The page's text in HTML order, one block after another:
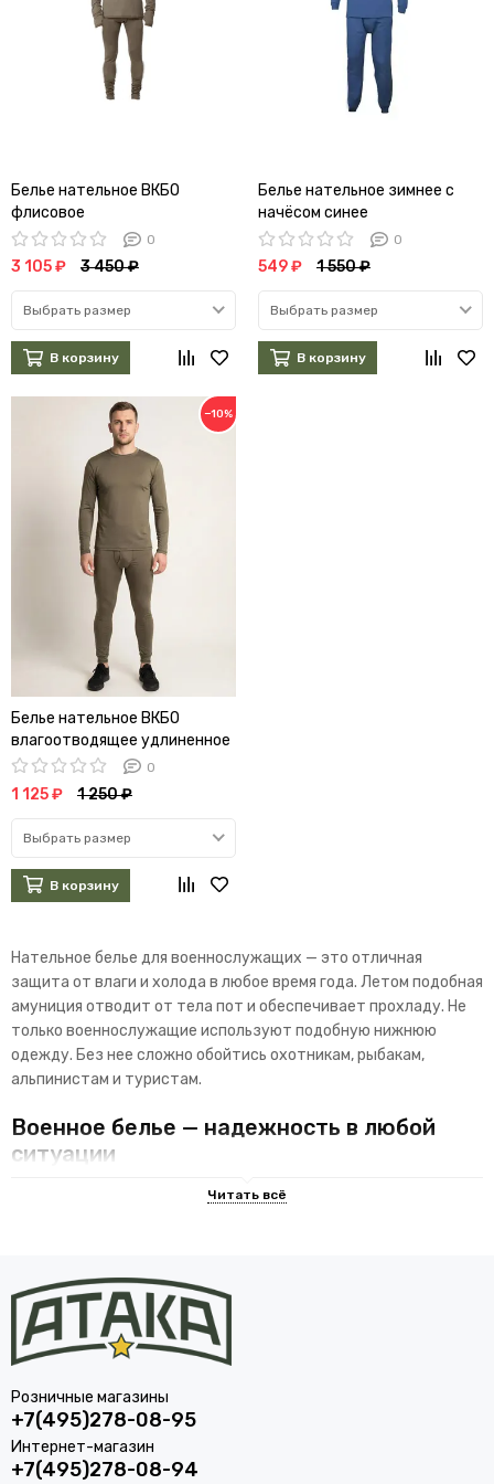
Белье нательное ВКБО
флисовое
0
3 105 ₽ 3 450 ₽
Выбрать размер
В корзину
Белье нательное зимнее с
начёсом синее
0
549 ₽ 1 550 ₽
Выбрать размер
В корзину
−10%
Белье нательное ВКБО
влагоотводящее удлиненное
0
1 125 ₽ 1 250 ₽
Выбрать размер
В корзину
Нательное белье для военнослужащих — это отличная
защита от влаги и холода в любое время года. Летом подобная
амуниция отводит от тела пот и обеспечивает прохладу. Не
только военнослужащие используют подобную нижнюю
одежду. Без нее сложно обойтись охотникам, рыбакам,
альпинистам и туристам.
Военное белье — надежность в любой
ситуации
Армейское нательное белье — это предмет повседневной
тканей. Люди гражданских профессий выбирают такую
одежду по причине ее долговечности и износостойкости.
Среди обычных предложений на рынке невозможно найти
изделия, обладающие такими же характеристиками
прочности.
Использование военной нижней одежды предполагает массу
преимуществ:
Розничные магазины
+7(495)278-08-95
Интернет-магазин
+7(495)278-08-94